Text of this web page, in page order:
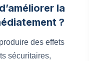
la
?
des effets
sécuritaires,